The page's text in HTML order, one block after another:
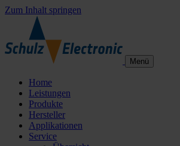
Zum Inhalt springen
Menü
Home
Leistungen
Produkte
Hersteller
Applikationen
Service